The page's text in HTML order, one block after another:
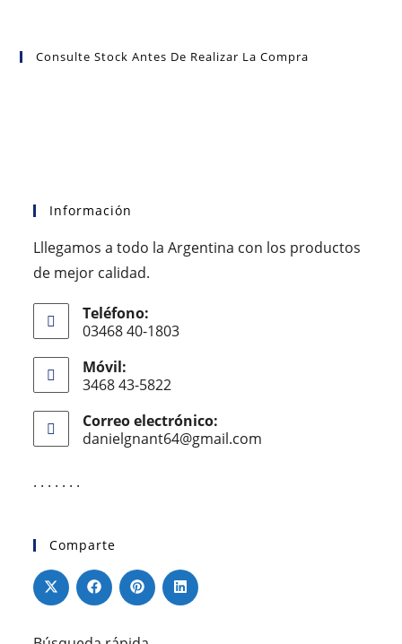
Consulte Stock Antes De Realizar La Compra
Información
Lllegamos a todo la Argentina con los productos
de mejor calidad.
Teléfono:
03468 40-1803
Móvil:
3468 43-5822
Correo electrónico:
danielgnant64@gmail.com
. . . . . . .
Comparte